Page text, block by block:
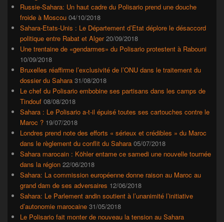
Russie-Sahara: Un haut cadre du Polisario prend une douche
froide à Moscou 04/10/2018
Sahara-Etats-Unis : Le Département d’Etat déplore le désaccord
politique entre Rabat et Alger 20/09/2018
Une trentaine de «gendarmes» du Polisario protestent à Rabouni
10/09/2018
Bruxelles réaffirme l’exclusivité de l’ONU dans le traitement du
dossier du Sahara 31/08/2018
Le chef du Polisario embobine ses partisans dans les camps de
Tindouf 08/08/2018
Sahara : Le Polisario a-t-il épuisé toutes ses cartouches contre le
Maroc ? 19/07/2018
Londres prend note des efforts « sérieux et crédibles » du Maroc
dans le règlement du conflit du Sahara 05/07/2018
Sahara marocain : Köhler entame ce samedi une nouvelle tournée
dans la région 22/06/2018
Sahara: La commission européenne donne raison au Maroc au
grand dam de ses adversaires 12/06/2018
Sahara: Le Parlement andin soutient à l’unanimité l’initiative
d’autonomie marocaine 31/05/2018
Le Polisario fait monter de nouveau la tension au Sahara